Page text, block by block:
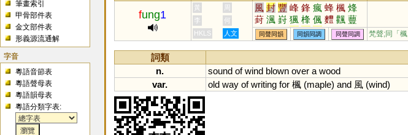
筆畫索引
甲骨部件表
金文部件表
形義源流通解
字音
粵語音節表
粵語聲母表
粵語韻母表
粵語分類字表:
fung1
黃 周 風 封 豐 峰 鋒 瘋 蜂 楓 烽
葑 渢 崶 猦 桻 偑 麷 飌 蘴
酆 灃 犎 妦 夆 丰
李
何
HKLS
人文 同聲同韻 同韻同調 同聲同調 梵聲;同「楓
詞類
n.
sound of wind blown over a wood
var.
old way of writing for楓 (maple) and風 (wind)